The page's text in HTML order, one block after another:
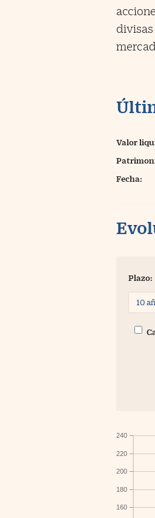
divisas
Valor
Fecha:
Plazo:
160
180
200
220
240